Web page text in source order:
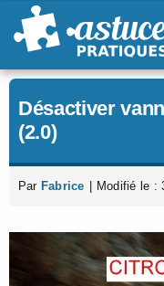
Passer
au
Désactiver
(2.0)
Par Fabrice Modifié le :